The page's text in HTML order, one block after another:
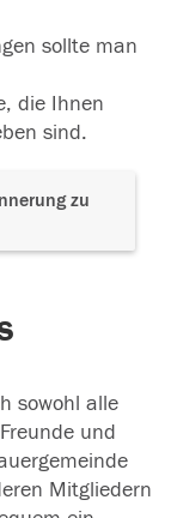
sollte man
die Ihnen
sind.
zu
sowohl alle
und
Mitgliedern